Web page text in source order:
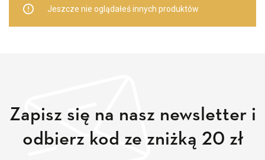
Jeszcze nie oglądałeś innych produktów
Zapisz się na nasz newsletter i
odbierz kod ze zniżką 20 zł